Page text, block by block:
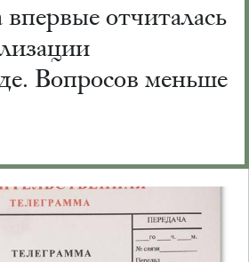
отчиталась
Вопросов меньше